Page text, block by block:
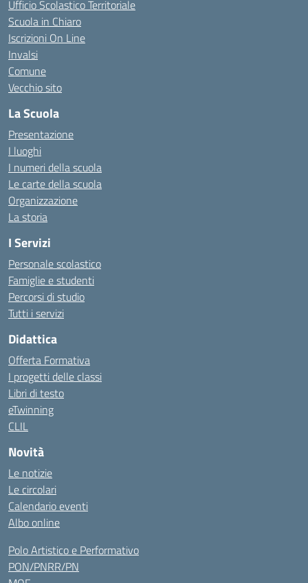
Ufficio Scolastico Territoriale
Scuola in Chiaro
Iscrizioni On Line
Invalsi
Comune
Vecchio sito
La Scuola
Presentazione
I luoghi
I numeri della scuola
Le carte della scuola
Organizzazione
La storia
I Servizi
Personale scolastico
Famiglie e studenti
Percorsi di studio
Tutti i servizi
Didattica
Offerta Formativa
I progetti delle classi
Libri di testo
eTwinning
CLIL
Novità
Le notizie
Le circolari
Calendario eventi
Albo online
Polo Artistico e Performativo
PON/PNRR/PN